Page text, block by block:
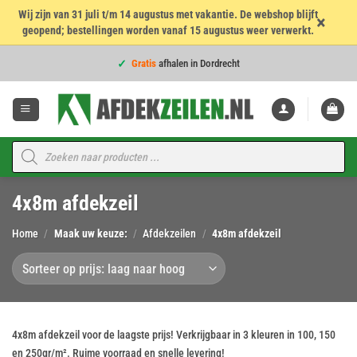
Wij zijn van 31 juli t/m 14 augustus met vakantie. De webshop blijft
geopend; bestellingen worden vanaf 15 augustus weer verwerkt. ×
Voor16:00besteld = dezelfde werkdag verzonden!
Gratis afhalen in Dordrecht
Voor
4,7 ★★★★★ op 960 beoordelingen
Voor16:00besteld = dezelfde werkdag verzonden!
Topkwaliteit voor debeste prijs
Voor16:00besteld = dezelfde werkdag verzonden!
Producten
zoeken
4x8m afdekzeil
Home / Maak uw keuze: / Afdekzeilen / 4x8m afdekzeil
4x8m afdekzeil voor de laagste prijs! Verkrijgbaar in 3 kleuren in 100, 150
en 250gr/m². Ruime voorraad en snelle levering!